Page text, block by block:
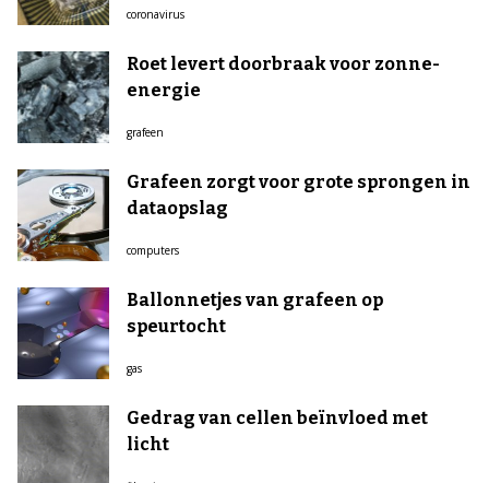
coronavirus
Roet levert doorbraak voor zonne-
energie
grafeen
Grafeen zorgt voor grote sprongen in
dataopslag
computers
Ballonnetjes van grafeen op
speurtocht
gas
Gedrag van cellen beïnvloed met
licht